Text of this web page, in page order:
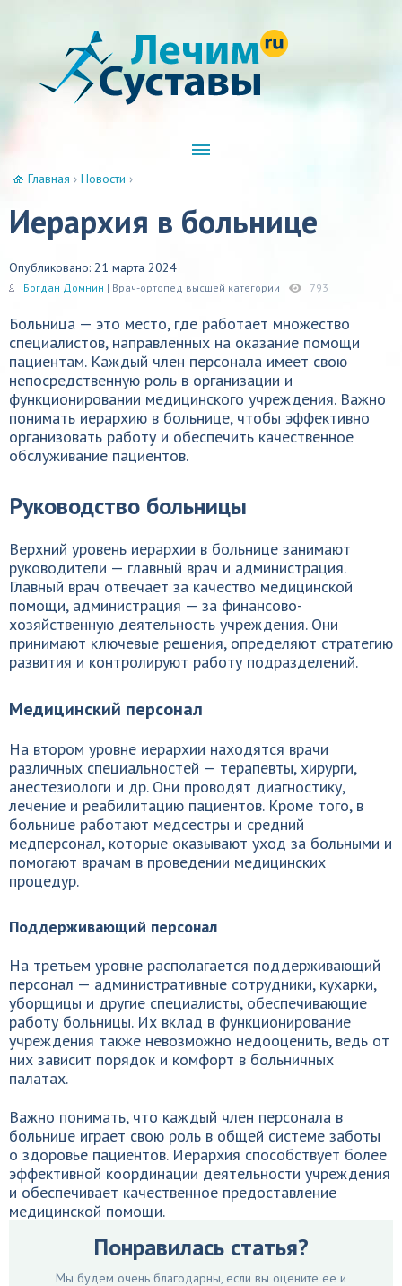
Главная › Новости ›
Иерархия в больнице
Опубликовано: 21 марта 2024
Богдан Домнин | Врач-ортопед высшей категории 793
Больница — это место, где работает множество
специалистов, направленных на оказание помощи
пациентам. Каждый член персонала имеет свою
непосредственную роль в организации и
функционировании медицинского учреждения. Важно
понимать иерархию в больнице, чтобы эффективно
организовать работу и обеспечить качественное
обслуживание пациентов.
Руководство больницы
Верхний уровень иерархии в больнице занимают
руководители — главный врач и администрация.
Главный врач отвечает за качество медицинской
помощи, администрация — за финансово-
хозяйственную деятельность учреждения. Они
принимают ключевые решения, определяют стратегию
развития и контролируют работу подразделений.
Медицинский персонал
На втором уровне иерархии находятся врачи
различных специальностей — терапевты, хирурги,
анестезиологи и др. Они проводят диагностику,
лечение и реабилитацию пациентов. Кроме того, в
больнице работают медсестры и средний
медперсонал, которые оказывают уход за больными и
помогают врачам в проведении медицинских
процедур.
Поддерживающий персонал
На третьем уровне располагается поддерживающий
персонал — административные сотрудники, кухарки,
уборщицы и другие специалисты, обеспечивающие
работу больницы. Их вклад в функционирование
учреждения также невозможно недооценить, ведь от
них зависит порядок и комфорт в больничных
палатах.
Важно понимать, что каждый член персонала в
больнице играет свою роль в общей системе заботы
о здоровье пациентов. Иерархия способствует более
эффективной координации деятельности учреждения
и обеспечивает качественное предоставление
медицинской помощи.
Понравилась статья?
Мы будем очень благодарны, если вы оцените ее и